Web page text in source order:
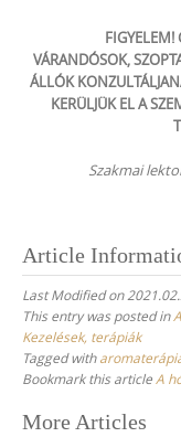
FIGYELEM!
VÁRANDÓSOK,
ÁLLÓK
KERÜLJÜK EL A
Szakmai
Article
Last Modified on
This entry was posted in
Kezelések, terápiák
Tagged with
Bookmark this article A
Post
More Articles